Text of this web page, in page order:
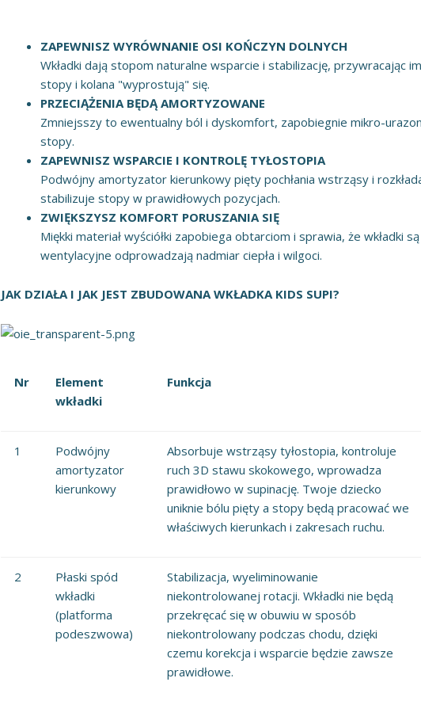
ZAPEWNISZ WYRÓWNANIE OSI KOŃCZYN DOLNYCH
Wkładki dają stopom naturalne wsparcie i stabilizację, przywracając
stopy i kolana "wyprostują" się.
PRZECIĄŻENIA BĘDĄ AMORTYZOWANE
Zmniejsszy to ewentualny ból i dyskomfort, zapobiegnie mikro-
stopy.
ZAPEWNISZ WSPARCIE I KONTROLĘ TYŁOSTOPIA
Podwójny amortyzator kierunkowy pięty pochłania wstrząsy i
stabilizuje stopy w prawidłowych pozycjach.
ZWIĘKSZYSZ KOMFORT PORUSZANIA SIĘ
Miękki materiał wyściółki zapobiega obtarciom i sprawia, że wkładki
wentylacyjne odprowadzają nadmiar ciepła i wilgoci.
JAK DZIAŁA I JAK JEST ZBUDOWANA WKŁADKA KIDS SUPI?
Nr
Element
wkładki
Funkcja
1
Podwójny
amortyzator
kierunkowy
Absorbuje wstrząsy tyłostopia, kontroluje
ruch 3D stawu skokowego, wprowadza
prawidłowo w supinację. Twoje dziecko
uniknie bólu pięty a stopy będą pracować we
właściwych kierunkach i zakresach ruchu.
2
Płaski spód
wkładki
(platforma
podeszwowa)
Stabilizacja, wyeliminowanie
niekontrolowanej rotacji. Wkładki nie będą
przekręcać się w obuwiu w sposób
niekontrolowany podczas chodu, dzięki
czemu korekcja i wsparcie będzie zawsze
prawidłowe.